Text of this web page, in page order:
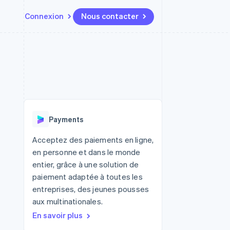
Connexion Nous contacter
Radar
Constitution d'une entreprise
Climate
Élimination du carbone
Identity
Vérification de l'identité
État des API
Payments
Acceptez des paiements en ligne,
en personne et dans le monde
entier, grâce à une solution de
paiement adaptée à toutes les
entreprises, des jeunes pousses
aux multinationales.
En savoir plus